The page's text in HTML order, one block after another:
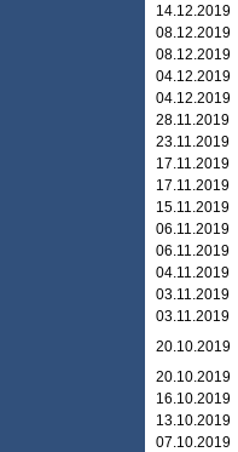
14.12.2019
08.12.2019
08.12.2019
04.12.2019
04.12.2019
28.11.2019
23.11.2019
17.11.2019
17.11.2019
15.11.2019
06.11.2019
06.11.2019
04.11.2019
03.11.2019
03.11.2019
20.10.2019
20.10.2019
16.10.2019
13.10.2019
07.10.2019